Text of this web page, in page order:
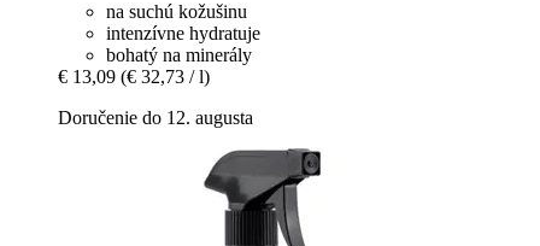
na suchú kožušinu
intenzívne hydratuje
bohatý na minerály
€ 13,09 (€ 32,73 / l)
Doručenie do 12. augusta